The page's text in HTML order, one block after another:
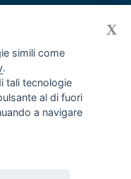
Marchio registrato
di Vigilanza
simili come
.
tali tecnologie
al di fuori
a navigare
X